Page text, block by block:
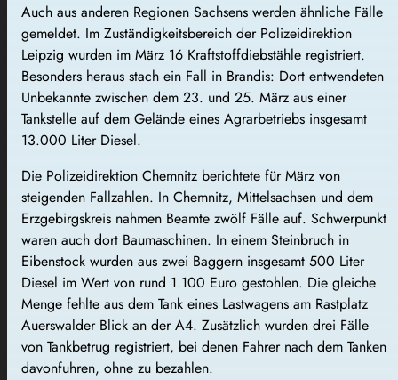
Auch aus anderen Regionen Sachsens werden ähnliche Fälle
gemeldet. Im Zuständigkeitsbereich der Polizeidirektion
Leipzig wurden im März 16 Kraftstoffdiebstähle registriert.
Besonders heraus stach ein Fall in Brandis: Dort entwendeten
Unbekannte zwischen dem 23. und 25. März aus einer
Tankstelle auf dem Gelände eines Agrarbetriebs insgesamt
13.000 Liter Diesel.
Die Polizeidirektion Chemnitz berichtete für März von
steigenden Fallzahlen. In Chemnitz, Mittelsachsen und dem
Erzgebirgskreis nahmen Beamte zwölf Fälle auf. Schwerpunkt
waren auch dort Baumaschinen. In einem Steinbruch in
Eibenstock wurden aus zwei Baggern insgesamt 500 Liter
Diesel im Wert von rund 1.100 Euro gestohlen. Die gleiche
Menge fehlte aus dem Tank eines Lastwagens am Rastplatz
Auerswalder Blick an der A4. Zusätzlich wurden drei Fälle
von Tankbetrug registriert, bei denen Fahrer nach dem Tanken
davonfuhren, ohne zu bezahlen.